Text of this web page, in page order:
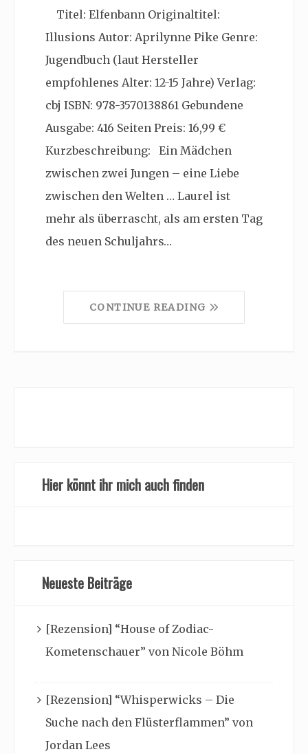
Titel: Elfenbann Originaltitel:
Illusions Autor: Aprilynne Pike Genre:
Jugendbuch (laut Hersteller
empfohlenes Alter: 12-15 Jahre) Verlag:
cbj ISBN: 978-3570138861 Gebundene
Ausgabe: 416 Seiten Preis: 16,99 €
Kurzbeschreibung: Ein Mädchen
zwischen zwei Jungen – eine Liebe
zwischen den Welten … Laurel ist
mehr als überrascht, als am ersten Tag
des neuen Schuljahrs…
CONTINUE READING
Hier könnt ihr mich auch finden
Neueste Beiträge
[Rezension] “House of Zodiac-
Kometenschauer” von Nicole Böhm
[Rezension] “Whisperwicks – Die
Suche nach den Flüsterflammen” von
Jordan Lees